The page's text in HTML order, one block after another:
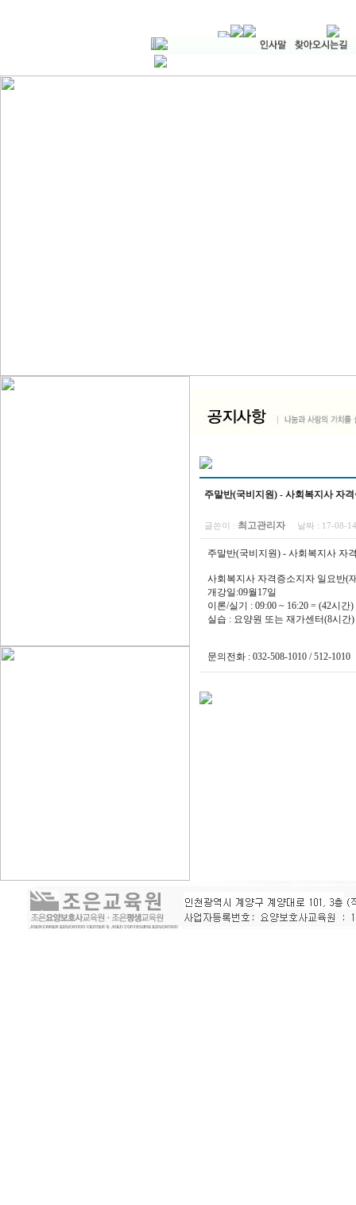
주말반(국비지원) - 사회복지사 자
글쓴이 : 최고관리자 날짜 : 17-08-
주말반(국비지원) - 사회복지사 자
사회복지사 자격증소지자 일요반(
개강일:09월17일
이론/실기 : 09:00 ~ 16:20 = (42시간)
실습 : 요양원 또는 재가센터(8시간)
문의전화 : 032-508-1010 / 512-1010